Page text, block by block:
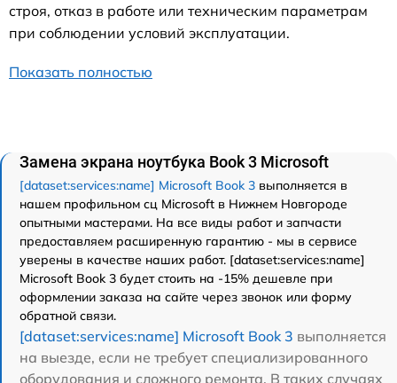
строя, отказ в работе или техническим параметрам
при соблюдении условий эксплуатации.
Показать полностью
Замена экрана ноутбука Book 3 Microsoft
[dataset:services:name] Microsoft Book 3 выполняется в
нашем профильном сц Microsoft в Нижнем Новгороде
опытными мастерами. На все виды работ и запчасти
предоставляем расширенную гарантию - мы в сервисе
уверены в качестве наших работ. [dataset:services:name]
Microsoft Book 3 будет стоить на -15% дешевле при
оформлении заказа на сайте через звонок или форму
обратной связи.
[dataset:services:name] Microsoft Book 3 выполняется
на выезде, если не требует специализированного
оборудования и сложного ремонта. В таких случаях